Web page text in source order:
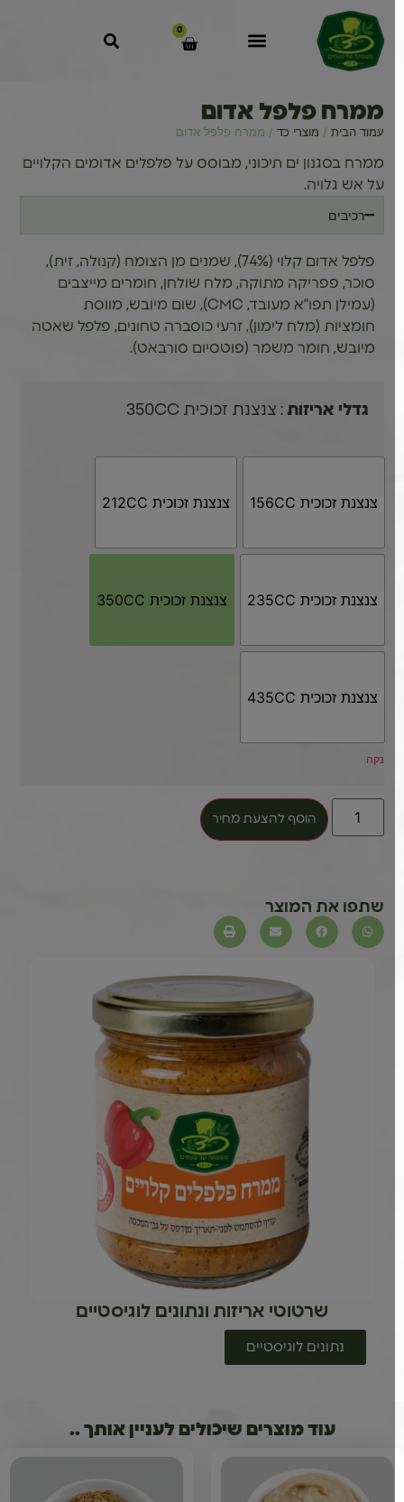
0
ממרח פלפל אדום
עמוד הבית/ מוצרי כד/ ממרח פלפל אדום
ממרח בסגנון ים תיכוני, מבוסס על פלפלים אדומים הקלויים
על אש גלויה.
רכיבים
פלפל אדום קלוי (74%), שמנים מן הצומח (קנולה, זית),
סוכר, פפריקה מתוקה, מלח שולחן, חומרים מייצבים
(עמילן תפו"א מעובד, CMC), שום מיובש, מווסת
חומציות (מלח לימון), זרעי כוסברה טחונים, פלפל שאטה
מיובש, חומר משמר (פוטסיום סורבאט).
גדלי אריזות : צנצנת זכוכית 350CC
צנצנת זכוכית 156CC צנצנת זכוכית 212CC
צנצנת זכוכית 235CC צנצנת זכוכית 350CC
צנצנת זכוכית 435CC
נקה
הוסף להצעת מחיר
שתפו את המוצר
שרטוטי אריזות ונתונים לוגיסטיים
נתונים לוגיסטיים
עוד מוצרים שיכולים לעניין אותך ..